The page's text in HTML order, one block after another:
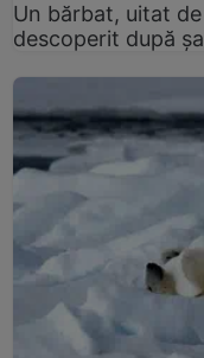
Un bărbat, uitat
descoperit după